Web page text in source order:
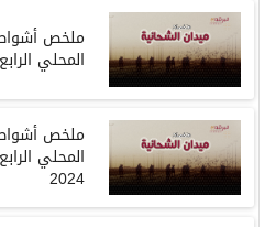
ملخص أشواط
المحلي الرابع)
ملخص أشواط
2024